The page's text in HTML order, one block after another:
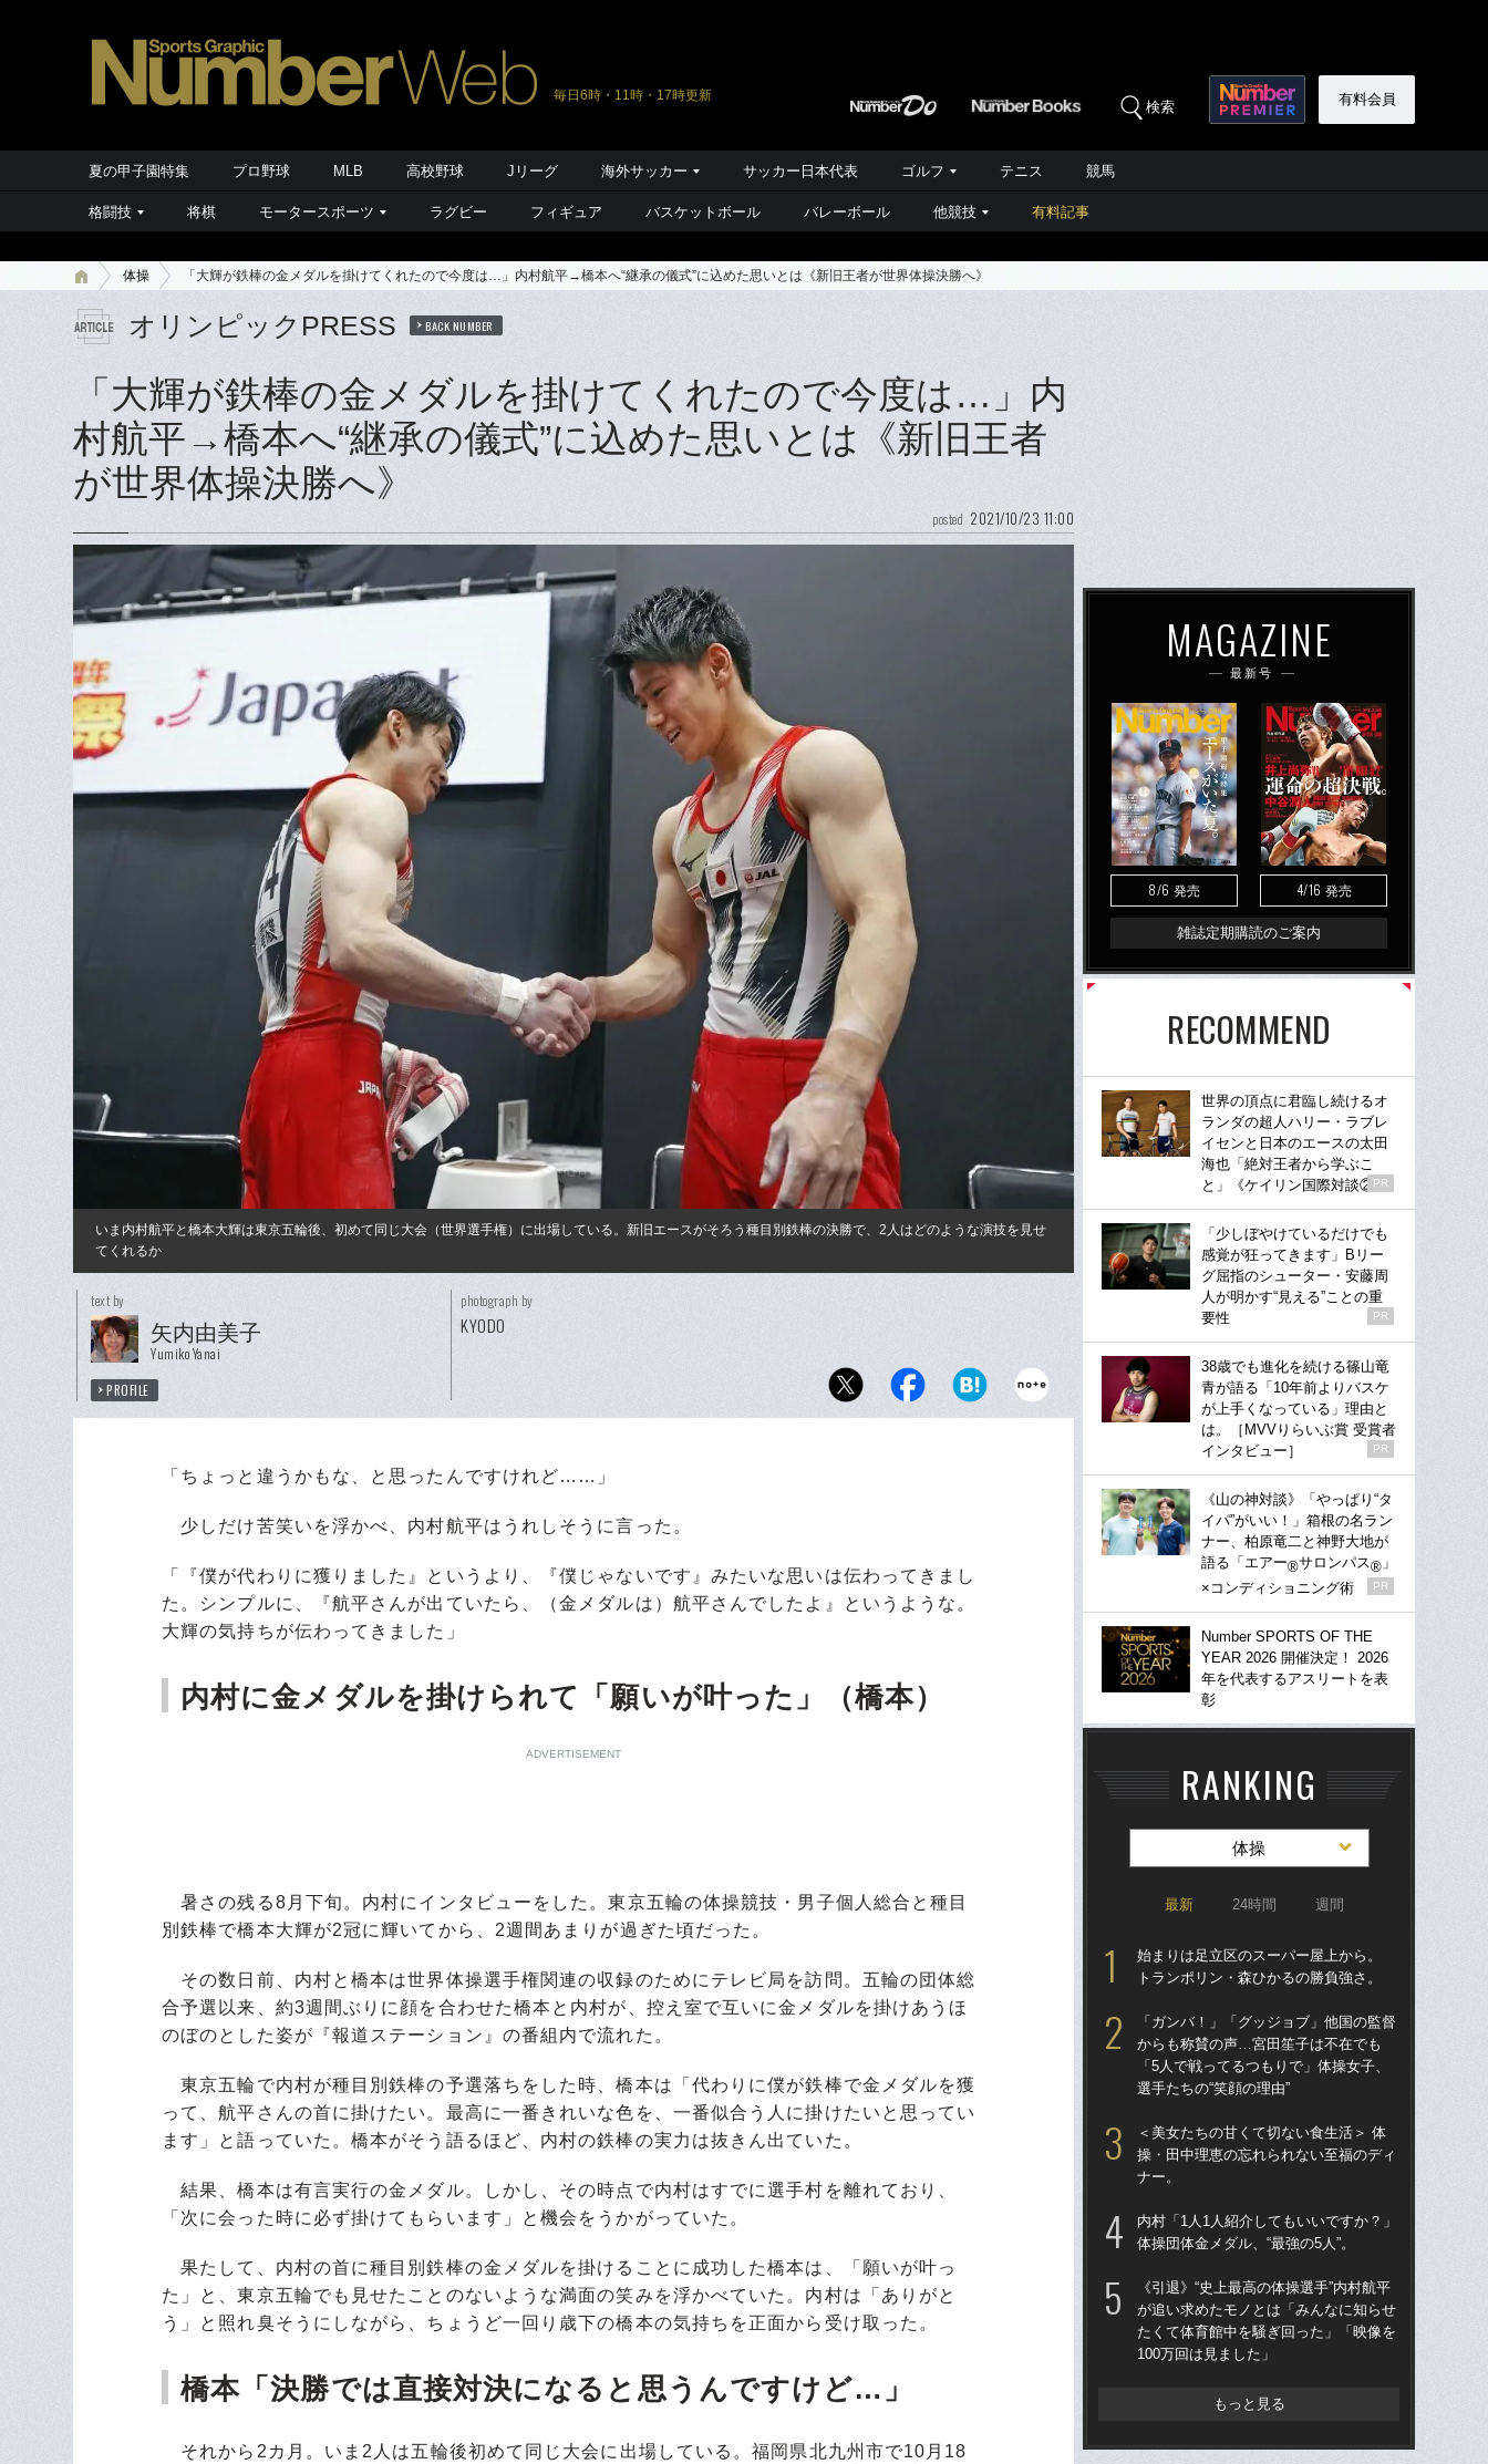
毎日6時・11時・17時更新
検索 有料会員
夏の甲子園特集 プロ野球 MLB 高校野球 Jリーグ 海外サッカー サッカー日本代表 ゴルフ テニス 競馬
格闘技 将棋 モータースポーツ ラグビー フィギュア バスケットボール バレーボール 他競技 有料記事
体操 「大輝が鉄棒の金メダルを掛けてくれたので今度は…」内村航平→橋本へ“継承の儀式”に込めた思いとは《新旧王者が世界体操決勝へ》
オリンピックPRESS BACK NUMBER
「大輝が鉄棒の金メダルを掛けてくれたので今度は…」内
村航平→橋本へ“継承の儀式”に込めた思いとは《新旧王者
が世界体操決勝へ》
posted 2021/10/23 11:00
いま内村航平と橋本大輝は東京五輪後、初めて同じ大会（世界選手権）に出場している。新旧エースがそろう種目別鉄棒の決勝で、2人はどのような演技を見せ
てくれるか
text by
矢内由美子
Yumiko Yanai
PROFILE
photograph by
KYODO
「ちょっと違うかもな、と思ったんですけれど……」
少しだけ苦笑いを浮かべ、内村航平はうれしそうに言った。
「『僕が代わりに獲りました』というより、『僕じゃないです』みたいな思いは伝わってきまし
た。シンプルに、『航平さんが出ていたら、（金メダルは）航平さんでしたよ』というような。
大輝の気持ちが伝わってきました」
内村に金メダルを掛けられて「願いが叶った」（橋本）
ADVERTISEMENT
暑さの残る8月下旬。内村にインタビューをした。東京五輪の体操競技・男子個人総合と種目
別鉄棒で橋本大輝が2冠に輝いてから、2週間あまりが過ぎた頃だった。
その数日前、内村と橋本は世界体操選手権関連の収録のためにテレビ局を訪問。五輪の団体総
合予選以来、約3週間ぶりに顔を合わせた橋本と内村が、控え室で互いに金メダルを掛けあうほ
のぼのとした姿が『報道ステーション』の番組内で流れた。
東京五輪で内村が種目別鉄棒の予選落ちをした時、橋本は「代わりに僕が鉄棒で金メダルを獲
って、航平さんの首に掛けたい。最高に一番きれいな色を、一番似合う人に掛けたいと思ってい
ます」と語っていた。橋本がそう語るほど、内村の鉄棒の実力は抜きん出ていた。
結果、橋本は有言実行の金メダル。しかし、その時点で内村はすでに選手村を離れており、
「次に会った時に必ず掛けてもらいます」と機会をうかがっていた。
果たして、内村の首に種目別鉄棒の金メダルを掛けることに成功した橋本は、「願いが叶っ
た」と、東京五輪でも見せたことのないような満面の笑みを浮かべていた。内村は「ありがと
う」と照れ臭そうにしながら、ちょうど一回り歳下の橋本の気持ちを正面から受け取った。
橋本「決勝では直接対決になると思うんですけど…」
それから2カ月。いま2人は五輪後初めて同じ大会に出場している。福岡県北九州市で10月18
MAGAZINE
最新号
8/6 発売 4/16 発売
雑誌定期購読のご案内
RECOMMEND
世界の頂点に君臨し続けるオ
ランダの超人ハリー・ラブレ
イセンと日本のエースの太田
海也「絶対王者から学ぶこ
と」《ケイリン国際対談②》
PR
「少しぼやけているだけでも
感覚が狂ってきます」Bリー
グ屈指のシューター・安藤周
人が明かす“見える”ことの重
要性
PR
38歳でも進化を続ける篠山竜
青が語る「10年前よりバスケ
が上手くなっている」理由と
は。［MVVりらいぶ賞 受賞者
インタビュー］
PR
《山の神対談》「やっぱり“タ
イパ”がいい！」箱根の名ラン
ナー、柏原竜二と神野大地が
語る「エアー®サロンパス® 」
×コンディショニング術
PR
Number SPORTS OF THE
YEAR 2026 開催決定！ 2026
年を代表するアスリートを表
彰
RANKING
体操
最新 24時間 週間
始まりは足立区のスーパー屋上から。
トランポリン・森ひかるの勝負強さ。
「ガンバ！」「グッジョブ」他国の監督
からも称賛の声…宮田笙子は不在でも
「5人で戦ってるつもりで」体操女子、
選手たちの“笑顔の理由”
＜美女たちの甘くて切ない食生活＞ 体
操・田中理恵の忘れられない至福のディ
ナー。
内村「1人1人紹介してもいいですか？」
体操団体金メダル、“最強の5人”。
《引退》“史上最高の体操選手”内村航平
が追い求めたモノとは「みんなに知らせ
たくて体育館中を騒ぎ回った」「映像を
100万回は見ました」
もっと見る